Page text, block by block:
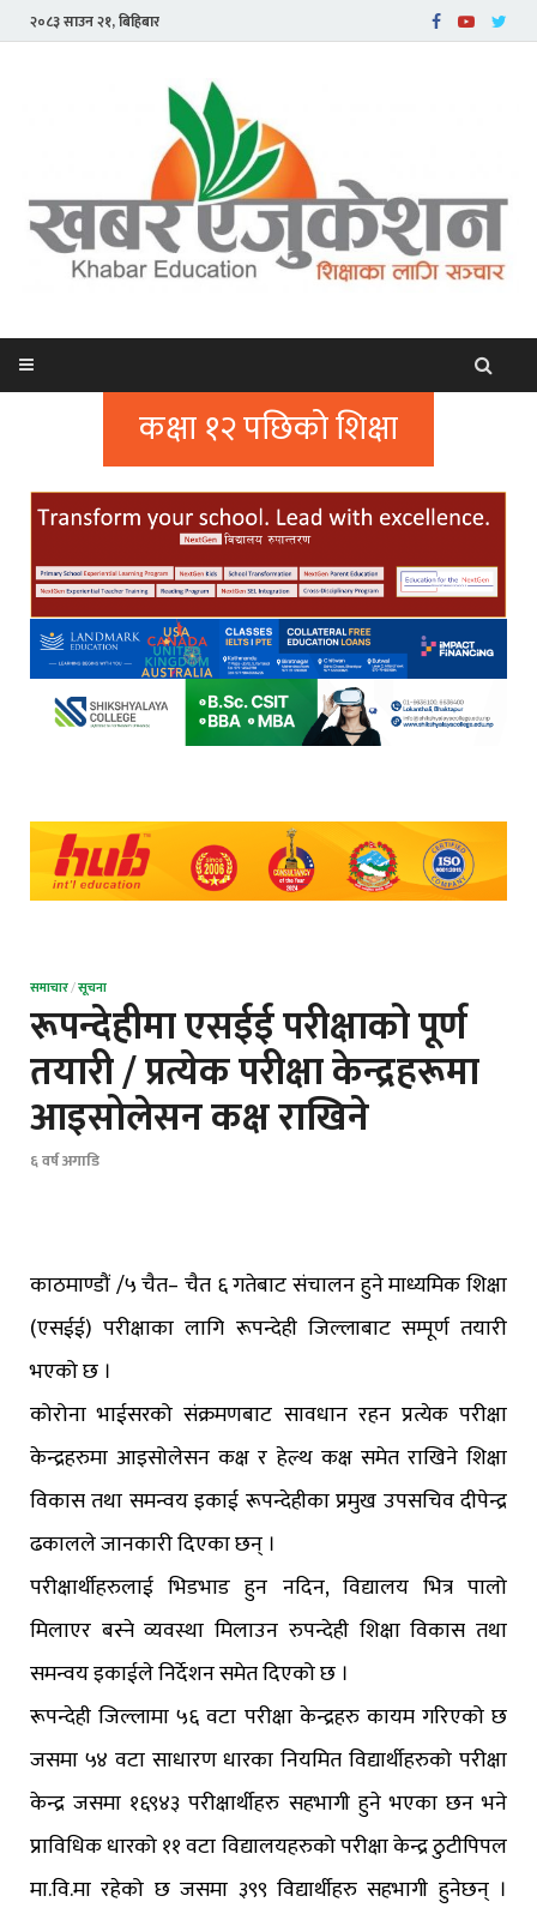
२०८३ साउन २१, बिहिबार
कक्षा १२ पछिको शिक्षा
समाचार/सूचना
रूपन्देहीमा एसईई परीक्षाको पूर्ण
तयारी / प्रत्येक परीक्षा केन्द्रहरूमा
आइसोलेसन कक्ष राखिने
६ वर्ष अगाडि
काठमाण्डौं /५ चैत– चैत ६ गतेबाट संचालन हुने माध्यमिक शिक्षा
(एसईई) परीक्षाका लागि रूपन्देही जिल्लाबाट सम्पूर्ण तयारी
भएको छ ।
कोरोना भाईसरको संक्रमणबाट सावधान रहन प्रत्येक परीक्षा
केन्द्रहरुमा आइसोलेसन कक्ष र हेल्थ कक्ष समेत राखिने शिक्षा
विकास तथा समन्वय इकाई रूपन्देहीका प्रमुख उपसचिव दीपेन्द्र
ढकालले जानकारी दिएका छन् ।
परीक्षार्थीहरुलाई भिडभाड हुन नदिन, विद्यालय भित्र पालो
मिलाएर बस्ने व्यवस्था मिलाउन रुपन्देही शिक्षा विकास तथा
समन्वय इकाईले निर्देशन समेत दिएको छ ।
रूपन्देही जिल्लामा ५६ वटा परीक्षा केन्द्रहरु कायम गरिएको छ
जसमा ५४ वटा साधारण धारका नियमित विद्यार्थीहरुको परीक्षा
केन्द्र जसमा १६९४३ परीक्षार्थीहरु सहभागी हुने भएका छन भने
प्राविधिक धारको ११ वटा विद्यालयहरुको परीक्षा केन्द्र ठुटीपिपल
मा.वि.मा रहेको छ जसमा ३९९ विद्यार्थीहरु सहभागी हुनेछन् ।